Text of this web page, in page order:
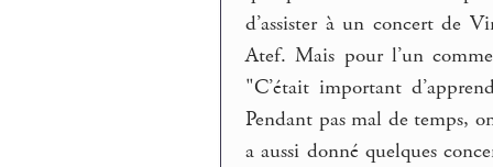
d’assister à un concert de
Atef. Mais pour l’un
"C’était important
Pendant pas mal de temps,
a aussi donné quelques